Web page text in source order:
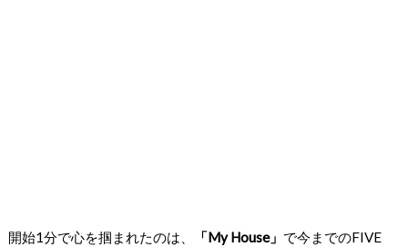
開始1分で心を掴まれたのは、 「My House」 で今までのFIVE